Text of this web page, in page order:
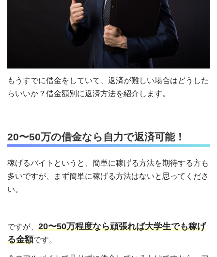
もうすでに借金をしていて、返済が難しい場合はどうした
らいいか？借金額別に返済方法を紹介します。
20〜50万の借金なら自力で返済可能！
稼げるバイトというと、簡単に稼げる方法を期待する方も
多いですが、まず簡単に稼げる方法はないと思ってくださ
い。
ですが、 20〜50万程度なら頑張れば大学生でも稼げ
る金額です。